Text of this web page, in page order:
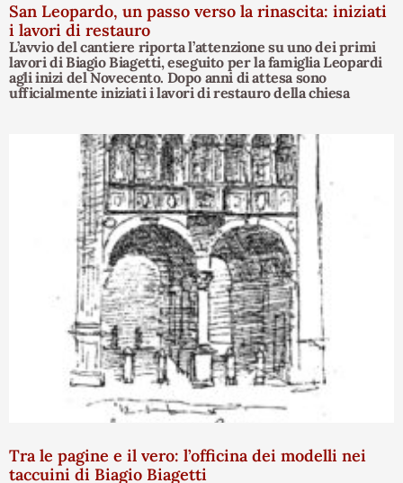
San Leopardo, un passo verso la rinascita: iniziati
i lavori di restauro
L’avvio del cantiere riporta l’attenzione su uno dei primi
lavori di Biagio Biagetti, eseguito per la famiglia Leopardi
agli inizi del Novecento. Dopo anni di attesa sono
ufficialmente iniziati i lavori di restauro della chiesa
Tra le pagine e il vero: l’officina dei modelli nei
taccuini di Biagio Biagetti